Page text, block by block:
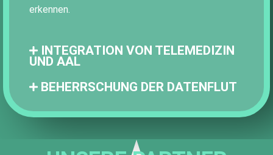
erkennen.
INTEGRATION VON TELEMEDIZIN
UND AAL
BEHERRSCHUNG DER DATENFLUT